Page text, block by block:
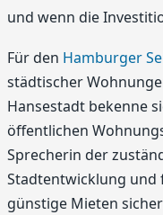
und wenn die
Für den Hamburger
städtischer
Hansestadt bekenne
öffentlichen
Sprecherin der
Stadtentwicklung und
günstige Mieten